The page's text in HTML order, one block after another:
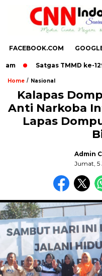
FACEBOOK.COM
Satgas TMMD ke-129
Home / Nasional
Kalapas
Anti Narkoba
Lapas
Admin
Jumat, 5
,